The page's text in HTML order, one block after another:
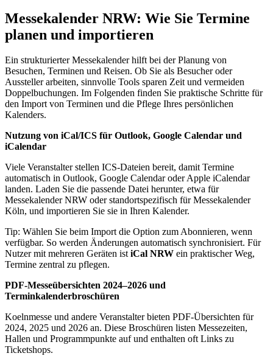
Messekalender NRW: Wie Sie Termine
planen und importieren
Ein strukturierter Messekalender hilft bei der Planung von
Besuchen, Terminen und Reisen. Ob Sie als Besucher oder
Aussteller arbeiten, sinnvolle Tools sparen Zeit und vermeiden
Doppelbuchungen. Im Folgenden finden Sie praktische Schritte für
den Import von Terminen und die Pflege Ihres persönlichen
Kalenders.
Nutzung von iCal/ICS für Outlook, Google Calendar und
iCalendar
Viele Veranstalter stellen ICS-Dateien bereit, damit Termine
automatisch in Outlook, Google Calendar oder Apple iCalendar
landen. Laden Sie die passende Datei herunter, etwa für
Messekalender NRW oder standortspezifisch für Messekalender
Köln, und importieren Sie sie in Ihren Kalender.
Tip: Wählen Sie beim Import die Option zum Abonnieren, wenn
verfügbar. So werden Änderungen automatisch synchronisiert. Für
Nutzer mit mehreren Geräten istiCal NRW ein praktischer Weg,
Termine zentral zu pflegen.
PDF-Messeübersichten 2024–2026 und
Terminkalenderbroschüren
Koelnmesse und andere Veranstalter bieten PDF-Übersichten für
2024, 2025 und 2026 an. Diese Broschüren listen Messezeiten,
Hallen und Programmpunkte auf und enthalten oft Links zu
Ticketshops.